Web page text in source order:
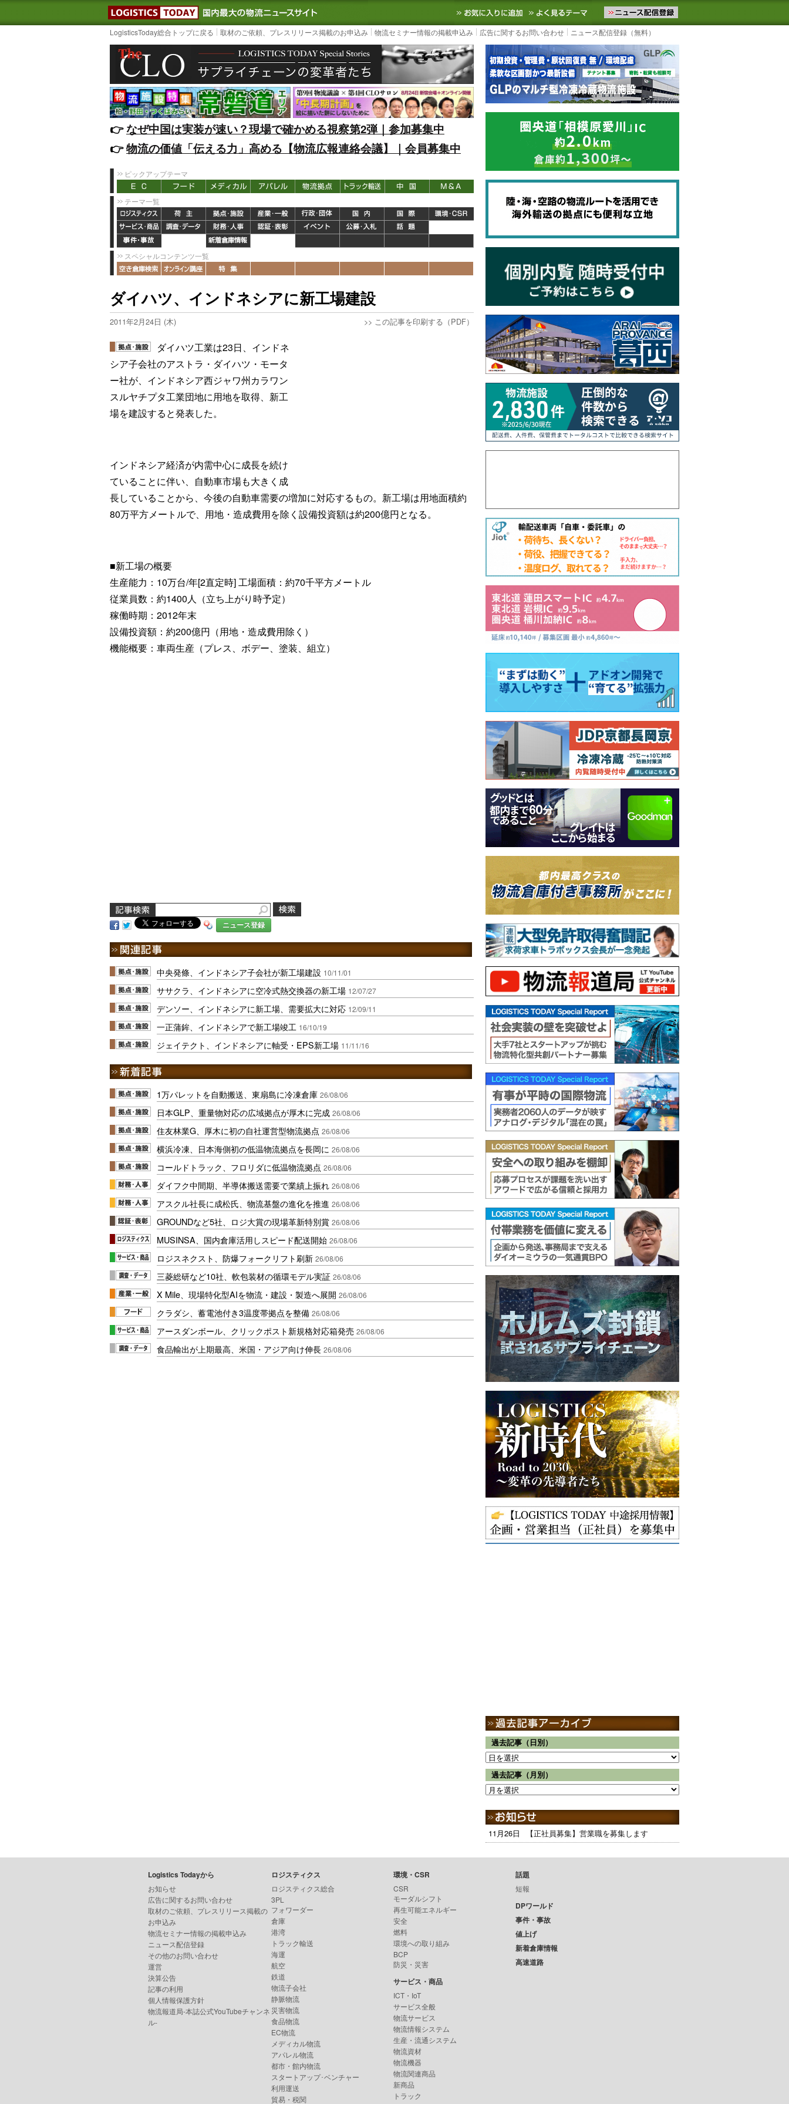
LOGISTICS TODAY｜国内最大の物流ニュースサイト3PL, SCMなど国内外の最新の物流ニュースをお届けします。物流ニュースメール配信を登録す
お気に入りに追加 よく見るテーマ
LogisticsToday総合トップに戻る 取材のご依頼、プレスリリース掲載のお申込み 物流セミナー情報の掲載申込み 広告に関するお問い合わせ ニュース配信登録（無料）
👉️なぜ中国は実装が速い？現場で確かめる視察第2弾｜参加募集中
👉️物流の価値「伝える力」高める【物流広報連絡会議】｜会員募集中
ピックアップテーマ
テーマ一覧
スペシャルコンテンツ一覧
ダイハツ、インドネシアに新工場建設
2011年2月24日 (木) >> この記事を印刷する（PDF）
ダイハツ工業は23日、インドネ
シア子会社のアストラ・ダイハツ・モータ
ー社が、インドネシア西ジャワ州カラワン
スルヤチプタ工業団地に用地を取得、新工
場を建設すると発表した。
インドネシア経済が内需中心に成長を続け
ていることに伴い、自動車市場も大きく成
長していることから、今後の自動車需要の増加に対応するもの。新工場は用地面積約
80万平方メートルで、用地・造成費用を除く設備投資額は約200億円となる。
■新工場の概要
生産能力：10万台/年[2直定時] 工場面積：約70千平方メートル
従業員数：約1400人（立ち上がり時予定）
稼働時期：2012年末
設備投資額：約200億円（用地・造成費用除く）
機能概要：車両生産（プレス、ボデー、塗装、組立）
ニュース登録
中央発條、インドネシア子会社が新工場建設 10/11/01
ササクラ、インドネシアに空冷式熱交換器の新工場 12/07/27
デンソー、インドネシアに新工場、需要拡大に対応 12/09/11
一正蒲鉾、インドネシアで新工場竣工 16/10/19
ジェイテクト、インドネシアに軸受・EPS新工場 11/11/16
1万パレットを自動搬送、東扇島に冷凍倉庫 26/08/06
日本GLP、重量物対応の広域拠点が厚木に完成 26/08/06
住友林業G、厚木に初の自社運営型物流拠点 26/08/06
横浜冷凍、日本海側初の低温物流拠点を長岡に 26/08/06
コールドトラック、フロリダに低温物流拠点 26/08/06
ダイフク中間期、半導体搬送需要で業績上振れ 26/08/06
アスクル社長に成松氏、物流基盤の進化を推進 26/08/06
GROUNDなど5社、ロジ大賞の現場革新特別賞 26/08/06
MUSINSA、国内倉庫活用しスピード配送開始 26/08/06
ロジスネクスト、防爆フォークリフト刷新 26/08/06
三菱総研など10社、軟包装材の循環モデル実証 26/08/06
X Mile、現場特化型AIを物流・建設・製造へ展開 26/08/06
クラダシ、蓄電池付き3温度帯拠点を整備 26/08/06
アースダンボール、クリックポスト新規格対応箱発売 26/08/06
食品輸出が上期最高、米国・アジア向け伸長 26/08/06
過去記事（日別）
過去記事（月別）
11月26日 【正社員募集】営業職を募集します
Logistics Todayから
お知らせ
広告に関するお問い合わせ
取材のご依頼、プレスリリース掲載の
お申込み
物流セミナー情報の掲載申込み
ニュース配信登録
その他のお問い合わせ
運営
決算公告
記事の利用
個人情報保護方針
物流報道局-本誌公式YouTubeチャンネ
ル-
ロジスティクス
ロジスティクス総合
3PL
フォワーダー
倉庫
港湾
トラック輸送
海運
航空
鉄道
物流子会社
静脈物流
災害物流
食品物流
EC物流
メディカル物流
アパレル物流
都市・館内物流
スタートアップ･ベンチャー
利用運送
貿易・税関
環境・CSR
CSR
モーダルシフト
再生可能エネルギー
安全
燃料
環境への取り組み
BCP
防災・災害
サービス・商品
ICT・IoT
サービス全般
物流サービス
物流情報システム
生産・流通システム
物流資材
物流機器
物流関連商品
新商品
トラック
話題
短報
DPワールド
事件・事故
値上げ
新着倉庫情報
高速道路